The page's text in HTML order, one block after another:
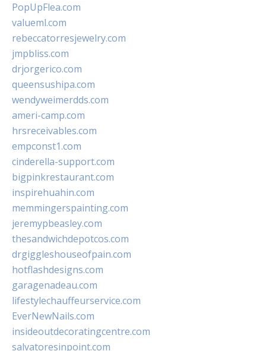
PopUpFlea.com
valueml.com
rebeccatorresjewelry.com
jmpbliss.com
drjorgerico.com
queensushipa.com
wendyweimerdds.com
ameri-camp.com
hrsreceivables.com
empconst1.com
cinderella-support.com
bigpinkrestaurant.com
inspirehuahin.com
memmingerspainting.com
jeremypbeasley.com
thesandwichdepotcos.com
drgiggleshouseofpain.com
hotflashdesigns.com
garagenadeau.com
lifestylechauffeurservice.com
EverNewNails.com
insideoutdecoratingcentre.com
salvatoresinpoint.com